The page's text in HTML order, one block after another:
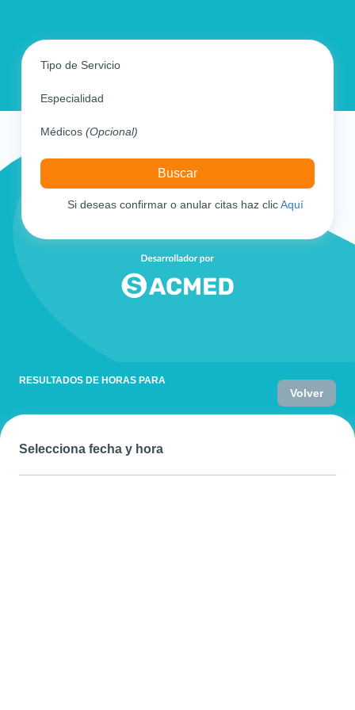
Tipo de Servicio
Especialidad
Médicos (Opcional)
Si deseas confirmar o anular citas haz clicAquí
RESULTADOS DE HORAS PARA
Volver
Selecciona fecha y hora